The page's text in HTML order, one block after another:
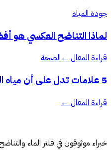
جودة المياه
لماذا التناضح العكسي هو
قراءة المقال←الصحة
5 علامات تدل على أن مياه الصنبور لديك ليست صحية — وماذا تفعل
قراءة المقال ←
خبراء موثوقون في فلتر الماء